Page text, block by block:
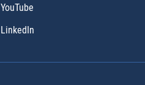
YouTube
LinkedIn